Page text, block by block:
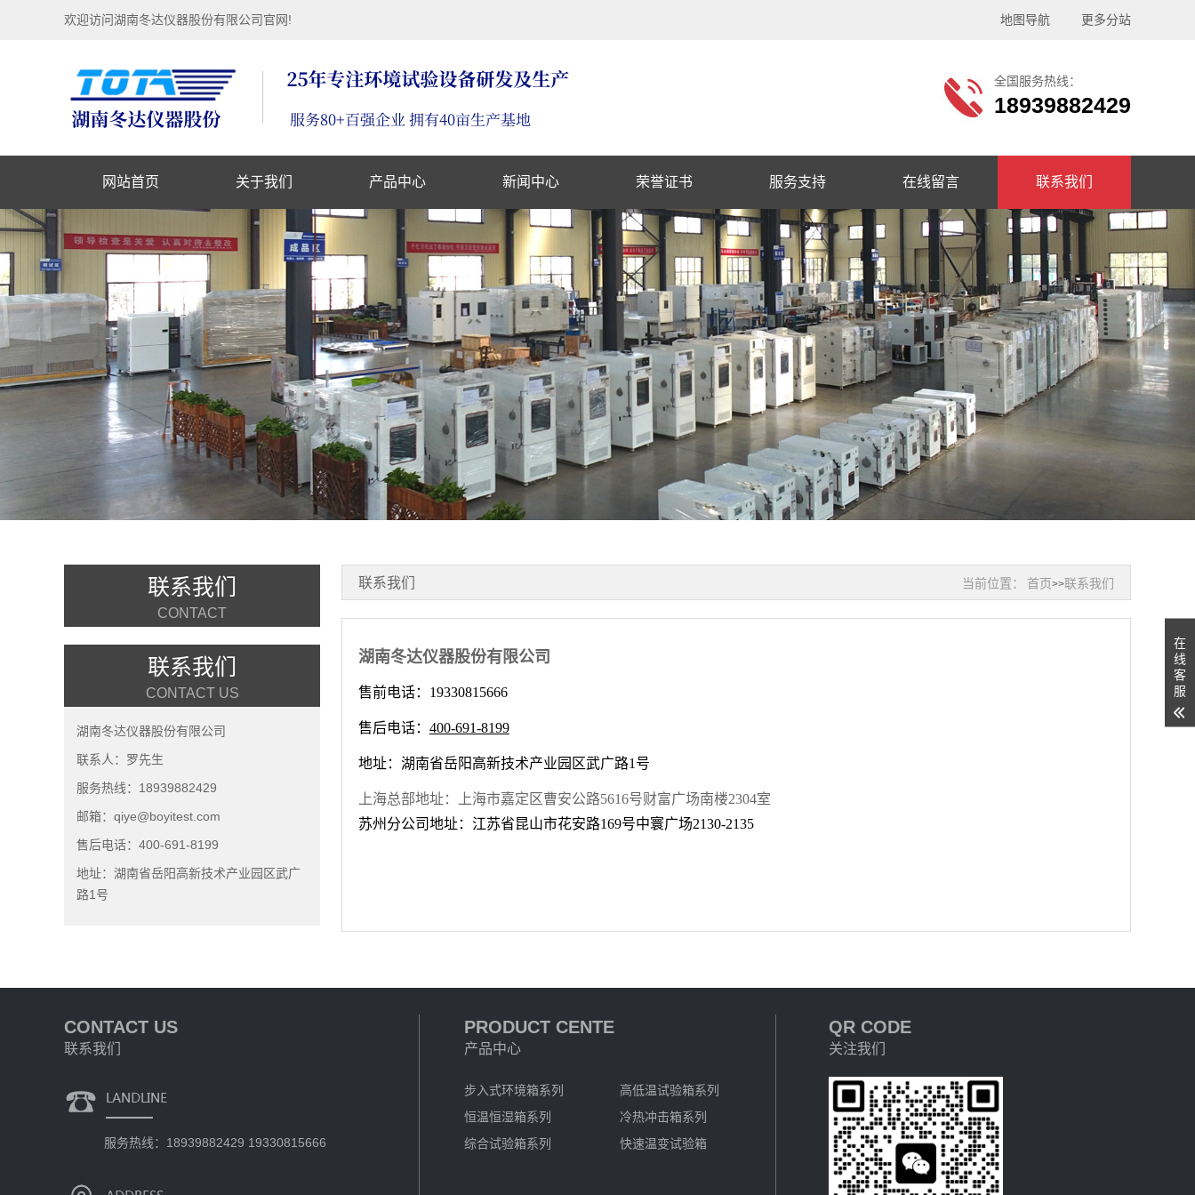
欢迎访问湖南冬达仪器股份有限公司官网! 地图导航 更多分站
全国服务热线：
18939882429
网站首页 关于我们 产品中心 新闻中心 荣誉证书 服务支持 在线留言 联系我们
联系我们
CONTACT
联系我们
CONTACT US
湖南冬达仪器股份有限公司
联系人：罗先生
服务热线：18939882429
邮箱：qiye@boyitest.com
售后电话：400-691-8199
地址：湖南省岳阳高新技术产业园区武广
路1号
联系我们 当前位置： 首页>>联系我们
湖南冬达仪器股份有限公司
售前电话：19330815666
售后电话： 400-691-8199
地址：湖南省岳阳高新技术产业园区武广路1号
上海总部地址：上海市嘉定区曹安公路5616号财富广场南楼2304室
苏州分公司地址：江苏省昆山市花安路169号中寰广场2130-2135
CONTACT US
联系我们
服务热线：18939882429 19330815666
PRODUCT CENTE
产品中心
步入式环境箱系列
高低温试验箱系列
恒温恒湿箱系列
冷热冲击箱系列
综合试验箱系列
快速温变试验箱
QR CODE
关注我们
在
线
客
服